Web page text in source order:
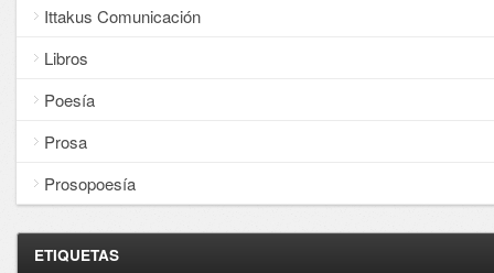
Ittakus Comunicación
Libros
Poesía
Prosa
Prosopoesía
ETIQUETAS